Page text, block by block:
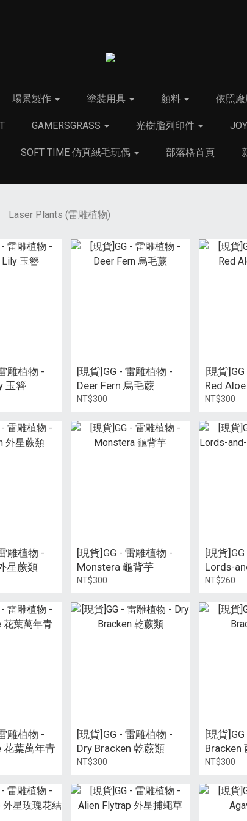
場景製作 塗裝用具 顏料 依照
GAMERSGRASS 光樹脂列印件
SOFT TIME 仿真絨毛玩偶 部落格首頁
Laser Plants (雷雕植物)
雕植物 -
玉簪
[現貨]GG - 雷雕植物 -
Deer Fern 烏毛蕨
NT$300
[現貨
Red
NT$300
雕植物 -
星蕨類
[現貨]GG - 雷雕植物 -
Monstera 龜背芋
NT$300
[現貨
Lords-
疆南星
NT$260
雕植物 -
花葉萬年青
[現貨]GG - 雷雕植物 -
Dry Bracken 乾蕨類
NT$300
[現貨
Bracken
NT$300